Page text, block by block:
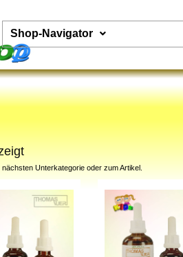
Shop-Navigator
Unterkategorie oder zum Artikel.